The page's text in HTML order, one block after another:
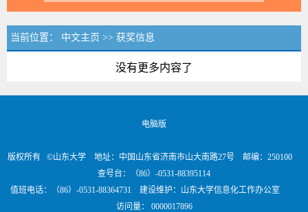
当前位置： 中文主页 >> 获奖信息
没有更多内容了
电脑版
版权所有 ©山东大学 地址：中国山东省济南市山大南路27号 邮编：250100
查号台：（86）-0531-88395114
值班电话：（86）-0531-88364731 建设维护：山东大学信息化工作办公室
访问量： 0000017896